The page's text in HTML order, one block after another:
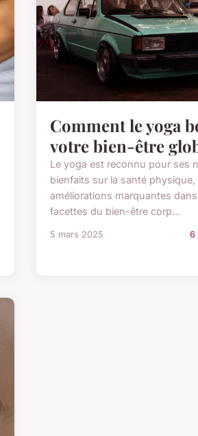
Comment le yoga
votre bien-être
Le yoga est reconnu pour ses
bienfaits sur la santé
améliorations marquantes
facettes du bien-être corp...
5 mars 2025 6